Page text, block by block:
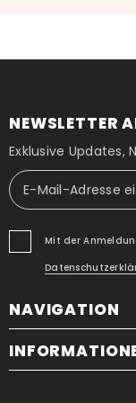
NEWSLETTER
Exklusive
Mit der
NAVIGATION